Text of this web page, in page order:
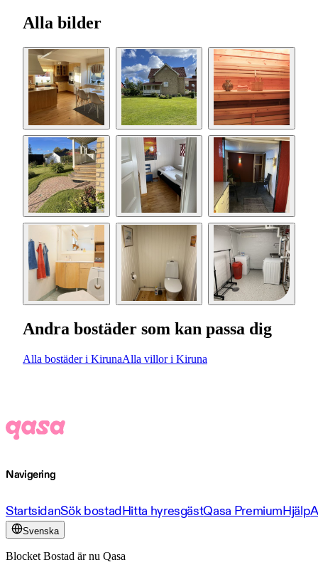
Alla bilder
Andra bostäder som kan passa dig
Alla bostäder i KirunaAlla villor i Kiruna
Navigering
StartsidanSök bostadHitta hyresgästQasa PremiumHjälp
Svenska
Blocket Bostad är nu Qasa